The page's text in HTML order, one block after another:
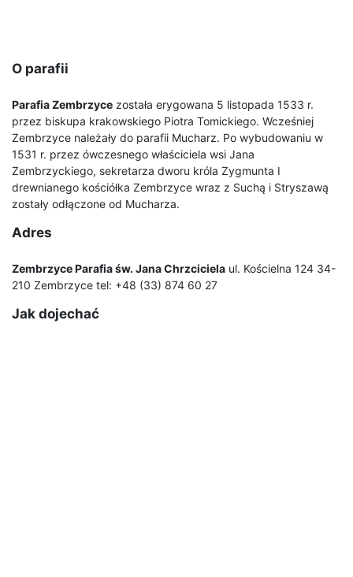
O parafii
Parafia Zembrzyce została erygowana 5 listopada 1533 r.
przez biskupa krakowskiego Piotra Tomickiego. Wcześniej
Zembrzyce należały do parafii Mucharz. Po wybudowaniu w
1531 r. przez ówczesnego właściciela wsi Jana
Zembrzyckiego, sekretarza dworu króla Zygmunta I
drewnianego kościółka Zembrzyce wraz z Suchą i Stryszawą
zostały odłączone od Mucharza.
Adres
Zembrzyce Parafia św. Jana Chrzciciela ul. Kościelna 124 34-
210 Zembrzyce tel: +48 (33) 874 60 27
Jak dojechać